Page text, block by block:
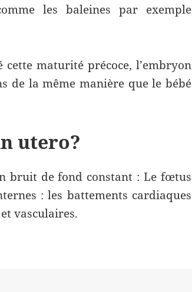
les baleines par exemple
maturité précoce, l’embryon
de la même manière que le bébé
utero?
bruit de fond constant : Le fœtus
: les battements cardiaques
vasculaires.
éveille les sens